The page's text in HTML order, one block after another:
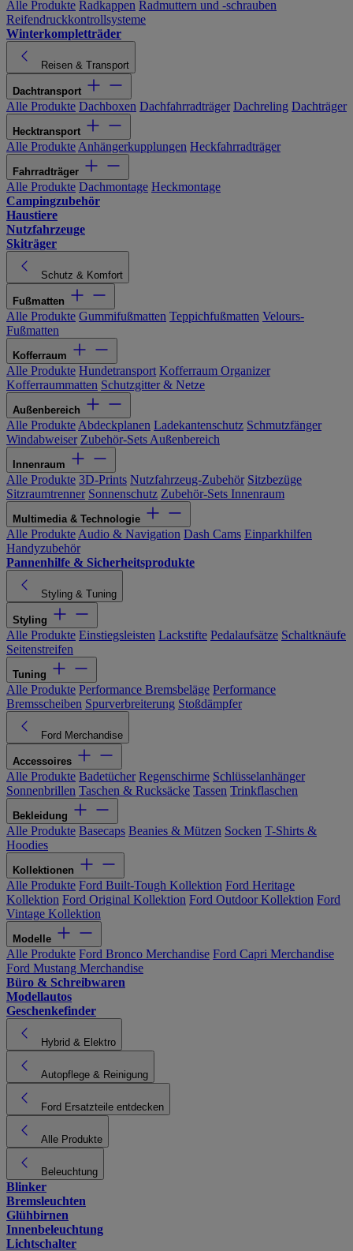
Alle Produkte Radkappen Radmuttern und -schrauben
Reifendruckkontrollsysteme
Winterkompletträder
Reisen & Transport
Dachtransport
Alle Produkte Dachboxen Dachfahrradträger Dachreling Dachträger
Hecktransport
Alle Produkte Anhängerkupplungen Heckfahrradträger
Fahrradträger
Alle Produkte Dachmontage Heckmontage
Campingzubehör
Haustiere
Nutzfahrzeuge
Skiträger
Schutz & Komfort
Fußmatten
Alle Produkte Gummifußmatten Teppichfußmatten Velours-
Fußmatten
Kofferraum
Alle Produkte Hundetransport Kofferraum Organizer
Kofferraummatten Schutzgitter & Netze
Außenbereich
Alle Produkte Abdeckplanen Ladekantenschutz Schmutzfänger
Windabweiser Zubehör-Sets Außenbereich
Innenraum
Alle Produkte 3D-Prints Nutzfahrzeug-Zubehör Sitzbezüge
Sitzraumtrenner Sonnenschutz Zubehör-Sets Innenraum
Multimedia & Technologie
Alle Produkte Audio & Navigation Dash Cams Einparkhilfen
Handyzubehör
Pannenhilfe & Sicherheitsprodukte
Styling & Tuning
Styling
Alle Produkte Einstiegsleisten Lackstifte Pedalaufsätze Schaltknäufe
Seitenstreifen
Tuning
Alle Produkte Performance Bremsbeläge Performance
Bremsscheiben Spurverbreiterung Stoßdämpfer
Ford Merchandise
Accessoires
Alle Produkte Badetücher Regenschirme Schlüsselanhänger
Sonnenbrillen Taschen & Rucksäcke Tassen Trinkflaschen
Bekleidung
Alle Produkte Basecaps Beanies & Mützen Socken T-Shirts &
Hoodies
Kollektionen
Alle Produkte Ford Built-Tough Kollektion Ford Heritage
Kollektion Ford Original Kollektion Ford Outdoor Kollektion Ford
Vintage Kollektion
Modelle
Alle Produkte Ford Bronco Merchandise Ford Capri Merchandise
Ford Mustang Merchandise
Büro & Schreibwaren
Modellautos
Geschenkefinder
Hybrid & Elektro
Autopflege & Reinigung
Ford Ersatzteile entdecken
Alle Produkte
Beleuchtung
Blinker
Bremsleuchten
Glühbirnen
Innenbeleuchtung
Lichtschalter